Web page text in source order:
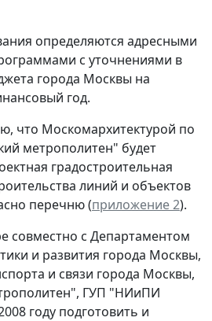
определяются адресными
с уточнениями в
города Москвы на
год.
что Москомархитектурой по
метрополитен" будет
градостроительная
линий и объектов
перечню (приложение 2).
совместно с Департаментом
и развития города Москвы,
и связи города Москвы,
ГУП "НИиПИ
году подготовить и